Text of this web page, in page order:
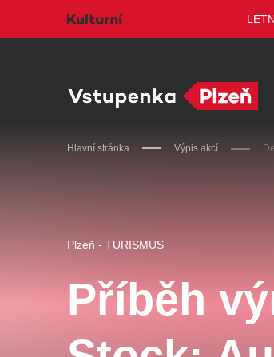
Hlavní stránka Výpis akcí
Plzeň - TURISMUS
Příběh
JARO EVENT